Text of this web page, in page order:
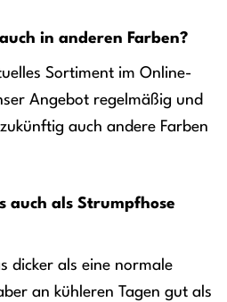
in anderen Farben?
Sortiment im Online-
Angebot regelmäßig und
auch andere Farben
auch als Strumpfhose
dicker als eine normale
an kühleren Tagen gut als